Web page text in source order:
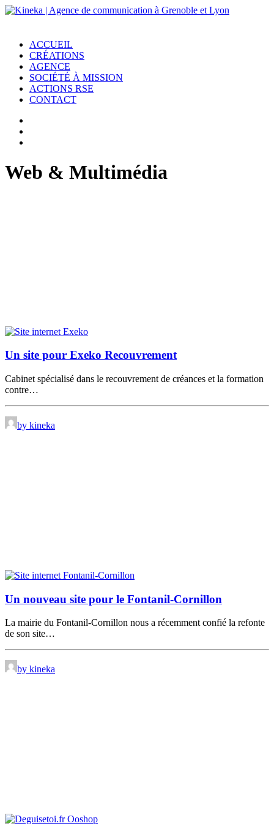
ACCUEIL
CRÉATIONS
AGENCE
SOCIÉTÉ À MISSION
ACTIONS RSE
CONTACT
Web & Multimédia
Un site pour Exeko Recouvrement
Cabinet spécialisé dans le recouvrement de créances et la formation
contre…
by kineka
Un nouveau site pour le Fontanil-Cornillon
La mairie du Fontanil-Cornillon nous a récemment confié la refonte
de son site…
by kineka